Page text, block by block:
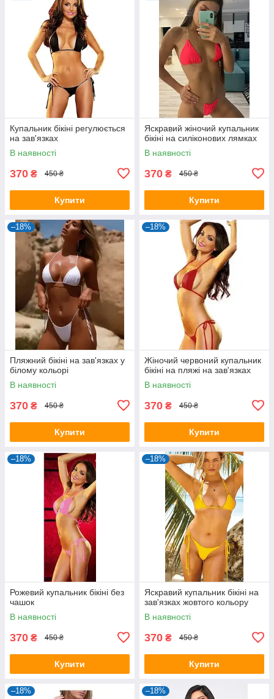
Купальник бікіні регулюється
на зав'язках
В наявності
370 ₴ 450 ₴
Купити
Яскравий жіночий купальник
бікіні на силіконових лямках
В наявності
370 ₴ 450 ₴
Купити
–18%
Пляжний бікіні на зав'язках у
білому кольорі
В наявності
370 ₴ 450 ₴
Купити
–18%
Жіночий червоний купальник
бікіні на пляжі на зав'язках
В наявності
370 ₴ 450 ₴
Купити
–18%
Рожевий купальник бікіні без
чашок
В наявності
370 ₴ 450 ₴
Купити
–18%
Яскравий купальник бікіні на
зав'язках жовтого кольору
В наявності
370 ₴ 450 ₴
Купити
–18% –18%